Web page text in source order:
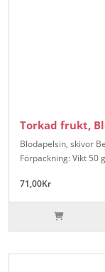
Torkad frukt,
Blodapelsin, skivor
Förpackning: Vikt 50
71,00Kr